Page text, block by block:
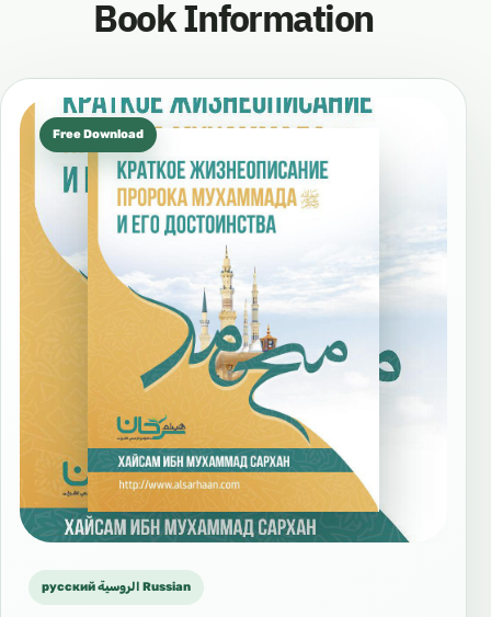
Book Information
Free Download
русский الروسية Russian